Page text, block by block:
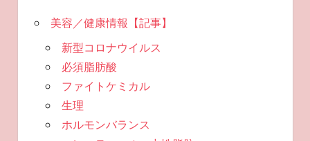
美容／健康情報【記事】
新型コロナウイルス
必須脂肪酸
ファイトケミカル
生理
ホルモンバランス